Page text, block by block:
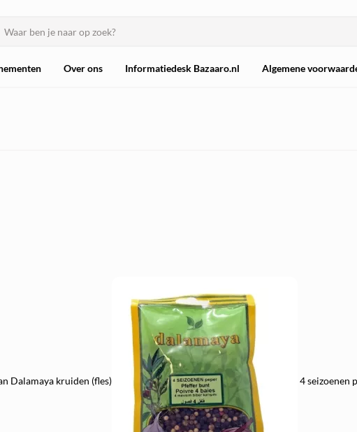
Over ons Informatiedesk Bazaaro.nl Algemene
Dalamaya kruiden (fles) 4 seizoenen